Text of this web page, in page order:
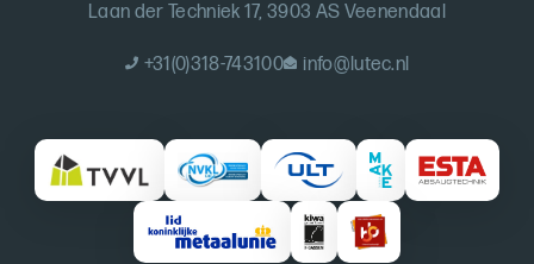
Laan der Techniek 17, 3903 AS Veenendaal
+31(0)318-743100 info@lutec.nl